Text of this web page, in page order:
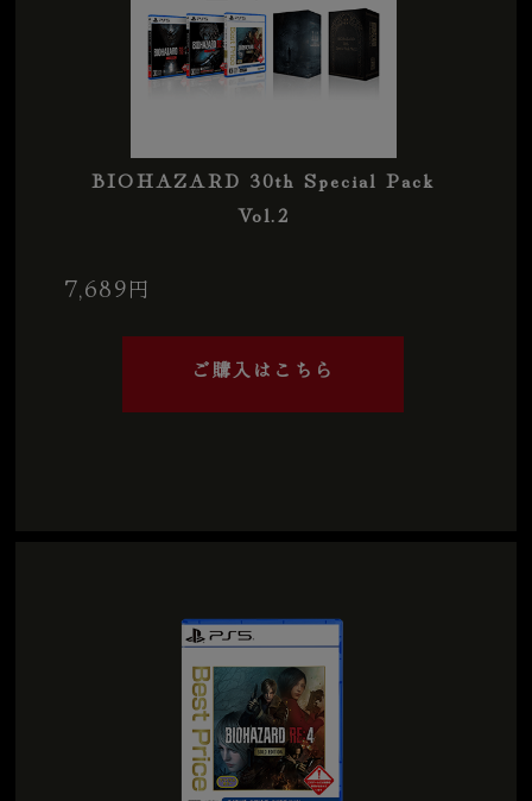
BIOHAZARD 30th Special Pack
Vol.2
7,689円
ご購入はこちら